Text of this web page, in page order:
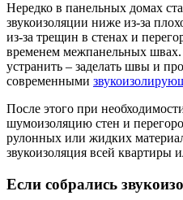
Нередко в панельных домах
звукоизоляции ниже из-за
из-за трещин в стенах и
временем межпанельных швах.
устранить – заделать швы и
современными
После этого при
шумоизоляцию стен и
рулонных или жидких
звукоизоляция всей
Если собрались